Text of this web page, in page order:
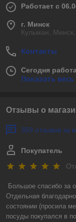
Работает с
г. Минск
Кульман,
Контакты
Сегодня
Показать
Отзывы о
359 отзывов за
Покупатель
Большое спасибо за
Отдельная
состоянии (просила
посуды покупался в